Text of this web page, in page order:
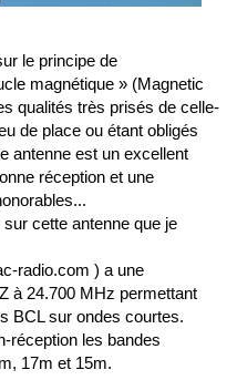
le principe de
magnétique » (Magnetic
qualités très prisés de celle-
de place ou étant obligés
antenne est un excellent
réception et une
cette antenne que je
radio.com ) a une
à 24.700 MHz permettant
BCL sur ondes courtes.
réception les bandes
17m et 15m.